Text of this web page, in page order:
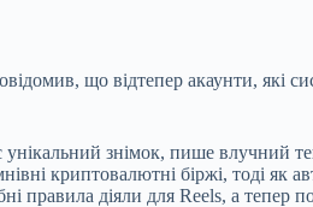
що відтепер акаунти, які
знімок, пише влучний
криптовалютні біржі, тоді як
правила діяли для Reels, а тепер